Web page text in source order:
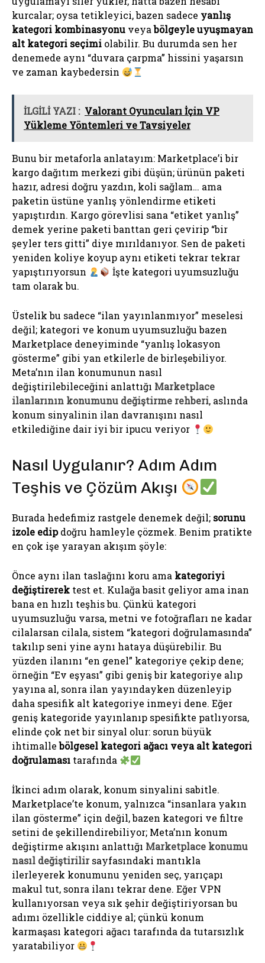
kurcalar; oysa tetikleyici, bazen sadece yanlış
kategori kombinasyonu veyabölgeyle uyuşmayan
alt kategori seçimi olabilir. Bu durumda sen her
denemede aynı “duvara çarpma” hissini yaşarsın
ve zaman kaybedersin
İLGİLİ YAZI : Valorant Oyuncuları İçin VP
Yükleme Yöntemleri ve Tavsiyeler
Bunu bir metaforla anlatayım: Marketplace’i bir
kargo dağıtım merkezi gibi düşün; ürünün paketi
hazır, adresi doğru yazdın, koli sağlam… ama
paketin üstüne yanlış yönlendirme etiketi
yapıştırdın. Kargo görevlisi sana “etiket yanlış”
demek yerine paketi banttan geri çevirip “bir
şeyler ters gitti” diye mırıldanıyor. Sen de paketi
yeniden koliye koyup aynı etiketi tekrar tekrar
yapıştırıyorsun
İşte kategori uyumsuzluğu
tam olarak bu.
Üstelik bu sadece “ilan yayınlanmıyor” meselesi
değil; kategori ve konum uyumsuzluğu bazen
Marketplace deneyiminde “yanlış lokasyon
gösterme” gibi yan etkilerle de birleşebiliyor.
Meta’nın ilan konumunun nasıl
değiştirilebileceğini anlattığı Marketplace
ilanlarının konumunu değiştirme rehberi, aslında
konum sinyalinin ilan davranışını nasıl
etkilediğine dair iyi bir ipucu veriyor
Nasıl Uygulanır? Adım Adım
Teşhis ve Çözüm Akışı
Burada hedefimiz rastgele denemek değil; sorunu
izole edipdoğru hamleyle çözmek. Benim pratikte
en çok işe yarayan akışım şöyle:
Önce aynı ilan taslağını koru ama kategoriyi
değiştirerek test et. Kulağa basit geliyor ama inan
bana en hızlı teşhis bu. Çünkü kategori
uyumsuzluğu varsa, metni ve fotoğrafları ne kadar
cilalarsan cilala, sistem “kategori doğrulamasında”
takılıp seni yine aynı hataya düşürebilir. Bu
yüzden ilanını “en genel” kategoriye çekip dene;
örneğin “Ev eşyası” gibi geniş bir kategoriye alıp
yayına al, sonra ilan yayındayken düzenleyip
daha spesifik alt kategoriye inmeyi dene. Eğer
geniş kategoride yayınlanıp spesifikte patlıyorsa,
elinde çok net bir sinyal olur: sorun büyük
ihtimallebölgesel kategori ağacı veya alt kategori
doğrulaması tarafında
İkinci adım olarak, konum sinyalini sabitle.
Marketplace’te konum, yalnızca “insanlara yakın
ilan gösterme” için değil, bazen kategori ve filtre
setini de şekillendirebiliyor; Meta’nın konum
değiştirme akışını anlattığı Marketplace konumu
nasıl değiştirilirsayfasındaki mantıkla
ilerleyerek konumunu yeniden seç, yarıçapı
makul tut, sonra ilanı tekrar dene. Eğer VPN
kullanıyorsan veya sık şehir değiştiriyorsan bu
adımı özellikle ciddiye al; çünkü konum
karmaşası kategori ağacı tarafında da tutarsızlık
yaratabiliyor